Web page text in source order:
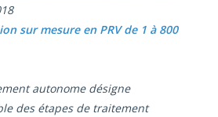
sur mesure en PRV de 1 à 800
autonome désigne
des étapes de traitement